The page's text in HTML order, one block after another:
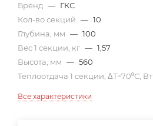
Бренд — ГКС
Кол-во секций — 10
Глубина, мм — 100
Вес 1 секции, кг — 1,57
Высота, мм — 560
Теплоотдача 1 секции, ΔT=70⁰C, Вт
Все характеристики